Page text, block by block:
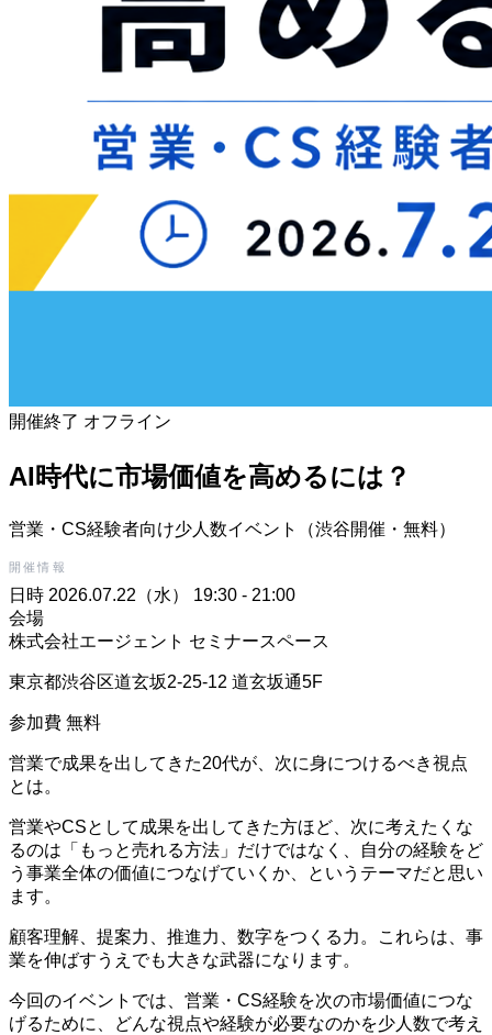
開催終了 オフライン
AI時代に市場価値を高めるには？
営業・CS経験者向け少人数イベント（渋谷開催・無料）
開催情報
日時 2026.07.22（水） 19:30 - 21:00
会場
株式会社エージェント セミナースペース
東京都渋谷区道玄坂2-25-12 道玄坂通5F
参加費 無料
営業で成果を出してきた20代が、次に身につけるべき視点
とは。
営業やCSとして成果を出してきた方ほど、次に考えたくな
るのは「もっと売れる方法」だけではなく、自分の経験をど
う事業全体の価値につなげていくか、というテーマだと思い
ます。
顧客理解、提案力、推進力、数字をつくる力。これらは、事
業を伸ばすうえでも大きな武器になります。
今回のイベントでは、営業・CS経験を次の市場価値につな
げるために、どんな視点や経験が必要なのかを少人数で考え